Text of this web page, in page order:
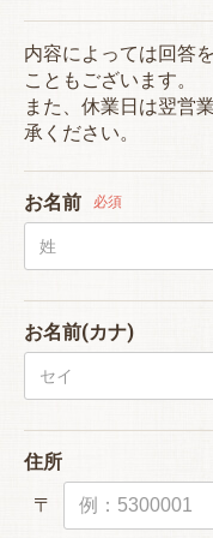
内容によっては回答
こともございます。
また、休業日は翌営
承ください。
お名前 必須
お名前(カナ)
住所
〒